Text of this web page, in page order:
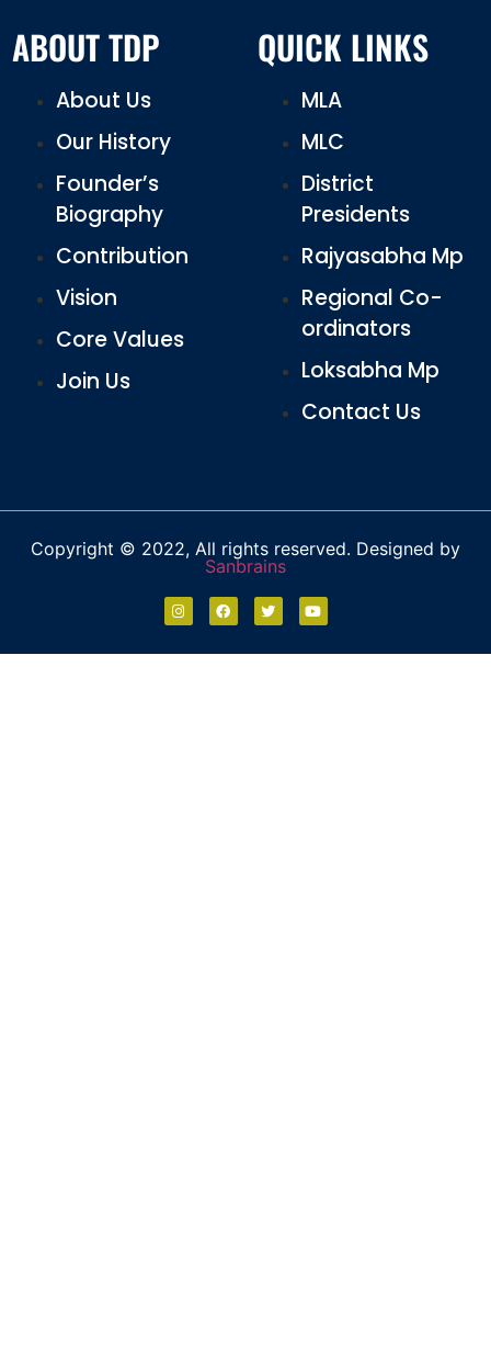
ABOUT TDP
About Us
Our History
Founder’s
Biography
Contribution
Vision
Core Values
Join Us
QUICK LINKS
MLA
MLC
District
Presidents
Rajyasabha Mp
Regional Co-
ordinators
Loksabha Mp
Contact Us
Copyright © 2022, All rights reserved. Designed by
Sanbrains